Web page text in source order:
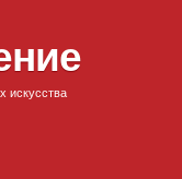
искусства